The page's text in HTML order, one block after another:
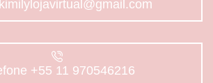
+55 11 970546216